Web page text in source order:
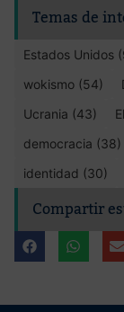
Temas de
Estados Unidos
wokismo (54)
Ucrania (43)
democracia (38)
identidad (30)
Compartir